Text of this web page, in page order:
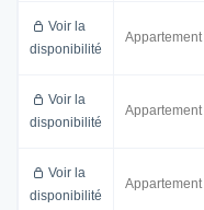
Voir la
disponibilité
Appartement
Voir la
disponibilité
Appartement
Voir la
disponibilité
Appartement